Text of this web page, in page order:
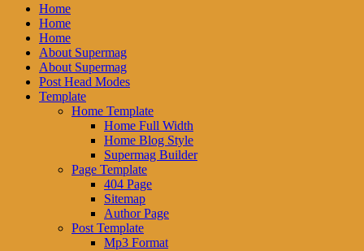
Home
Home
Home
About Supermag
About Supermag
Post Head Modes
Template
Home Template
Home Full Width
Home Blog Style
Supermag Builder
Page Template
404 Page
Sitemap
Author Page
Post Template
Mp3 Format